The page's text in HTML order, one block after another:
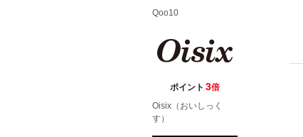
Qoo10
ポイント 3倍
Oisix（おいしっく
す）